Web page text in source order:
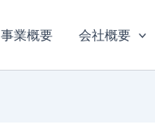
事業概要 会社概要